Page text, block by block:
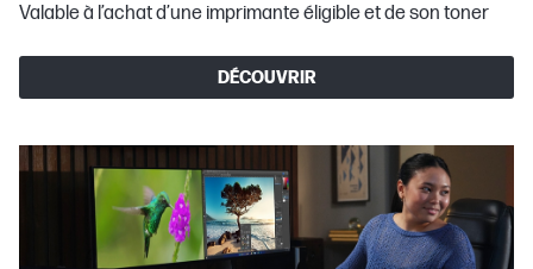
Valable à l’achat d’une imprimante éligible et de son toner
DÉCOUVRIR